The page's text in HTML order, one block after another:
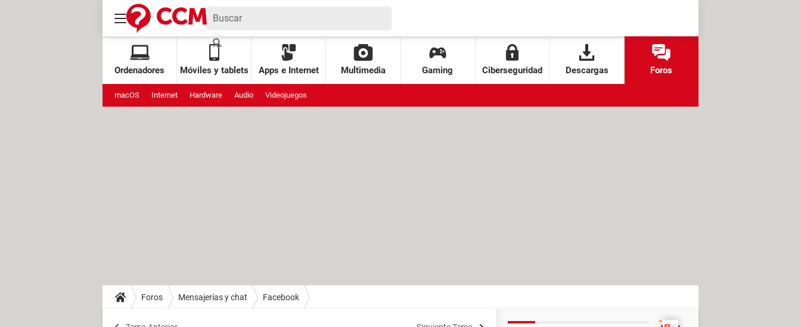
Ordenadores Móviles y tablets Apps e Internet Multimedia Gaming Ciberseguridad Descargas Foros
macOS Internet Hardware Audio Videojuegos
Foros Mensajerías y chat Facebook